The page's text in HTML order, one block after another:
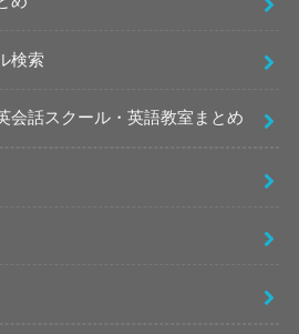
検索
会話スクール・英語教室まとめ